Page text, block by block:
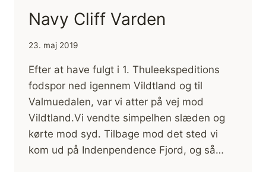
Navy Cliff Varden
23. maj 2019
Efter at have fulgt i 1. Thuleekspeditions
fodspor ned igennem Vildtland og til
Valmuedalen, var vi atter på vej mod
Vildtland.Vi vendte simpelhen slæden og
kørte mod syd. Tilbage mod det sted vi
kom ud på Indenpendence Fjord, og så…